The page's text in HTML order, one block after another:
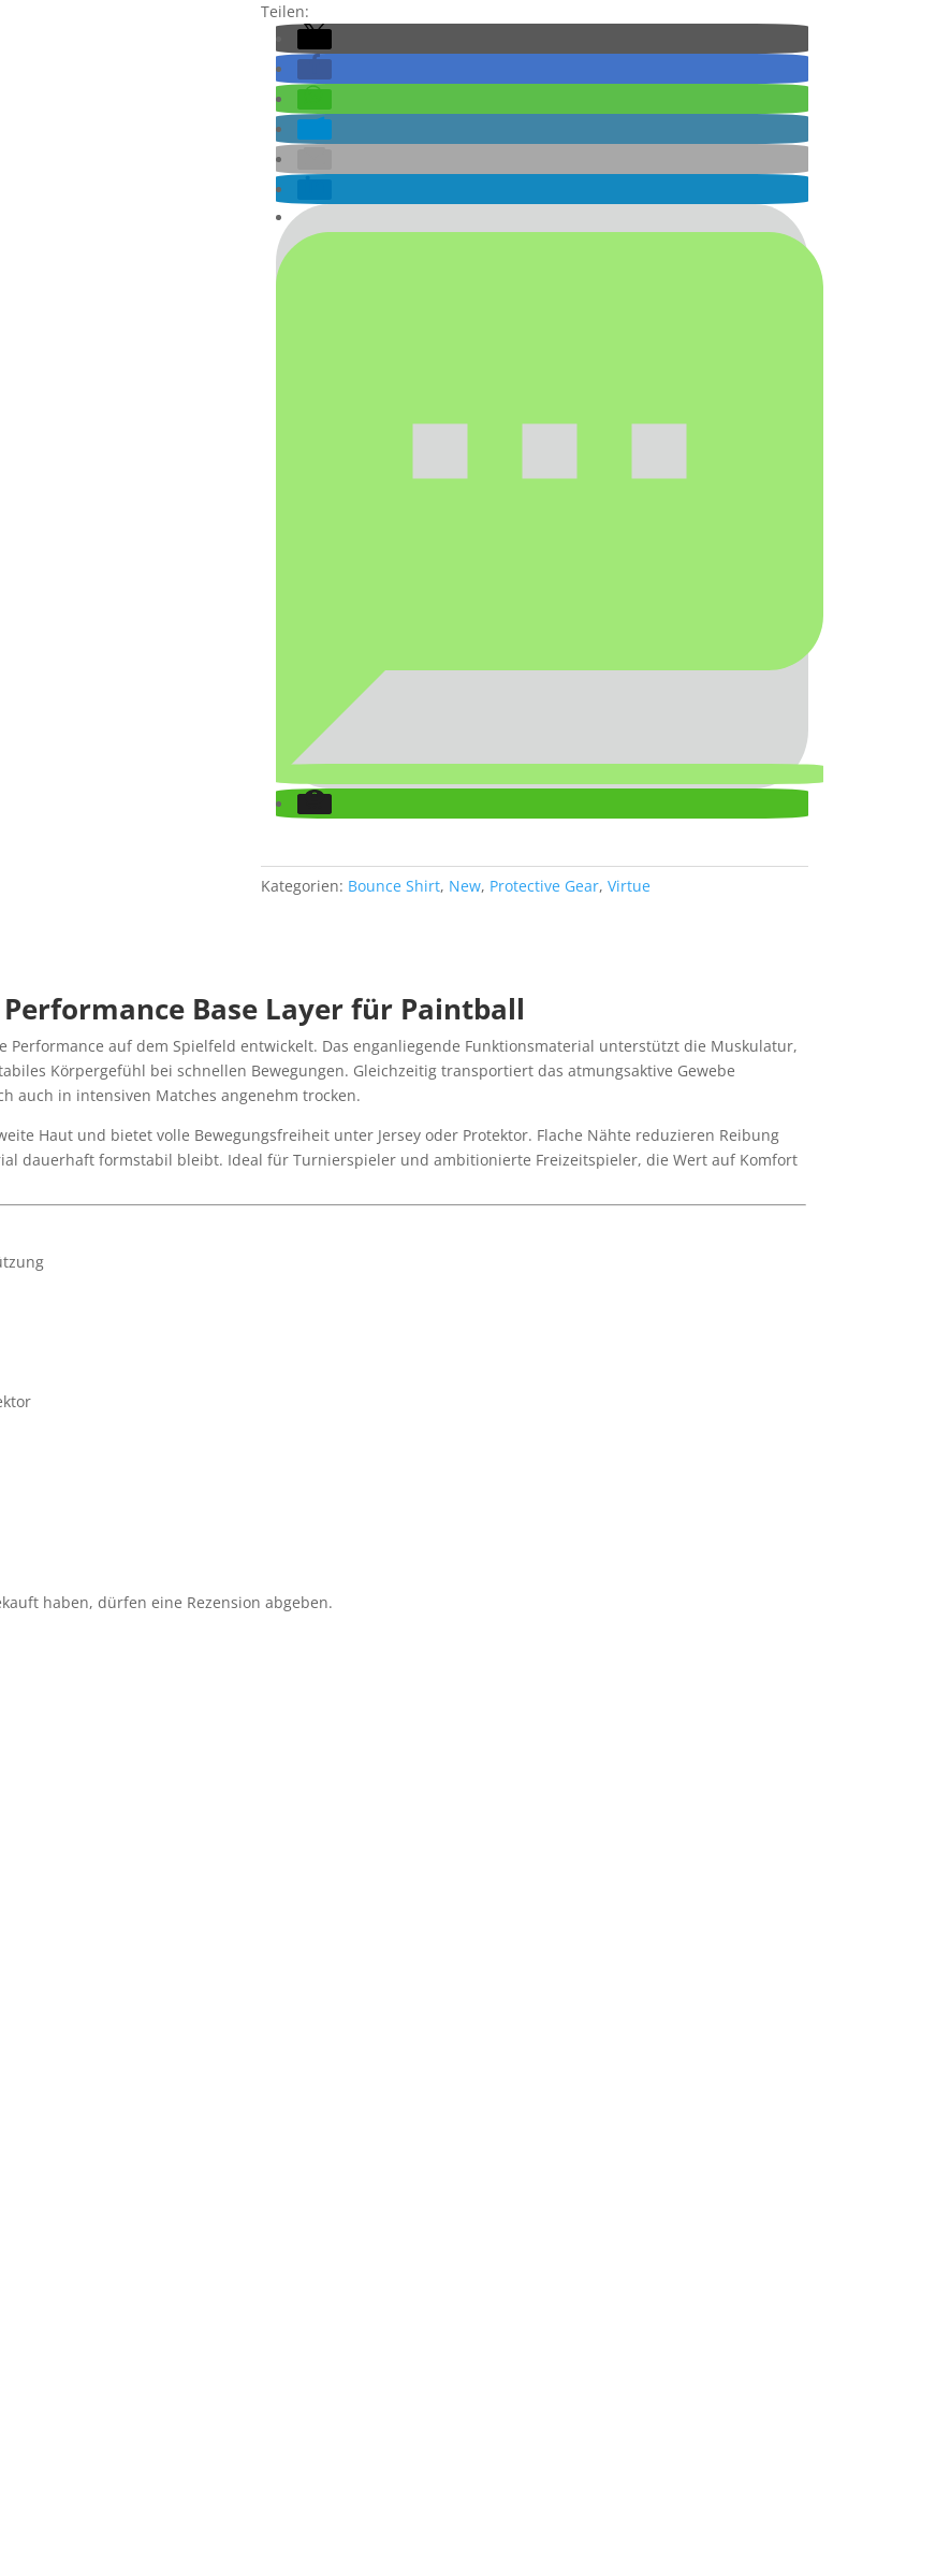
Teilen:
Kategorien: Bounce Shirt, New, Protective Gear, Virtue
Performance Base Layer für Paintball
Performance auf dem Spielfeld entwickelt. Das enganliegende Funktionsmaterial unterstützt die Muskulatur,
Körpergefühl bei schnellen Bewegungen. Gleichzeitig transportiert das atmungsaktive Gewebe
auch in intensiven Matches angenehm trocken.
Haut und bietet volle Bewegungsfreiheit unter Jersey oder Protektor. Flache Nähte reduzieren Reibung
dauerhaft formstabil bleibt. Ideal für Turnierspieler und ambitionierte Freizeitspieler, die Wert auf Komfort
haben, dürfen eine Rezension abgeben.